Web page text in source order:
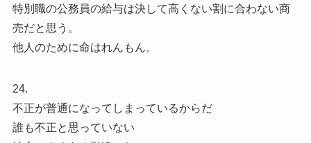
特別職の公務員の給与は決して高くない割に合わない商
売だと思う。
他人のために命はれんもん。
24.
不正が普通になってしまっているからだ
誰も不正と思っていない